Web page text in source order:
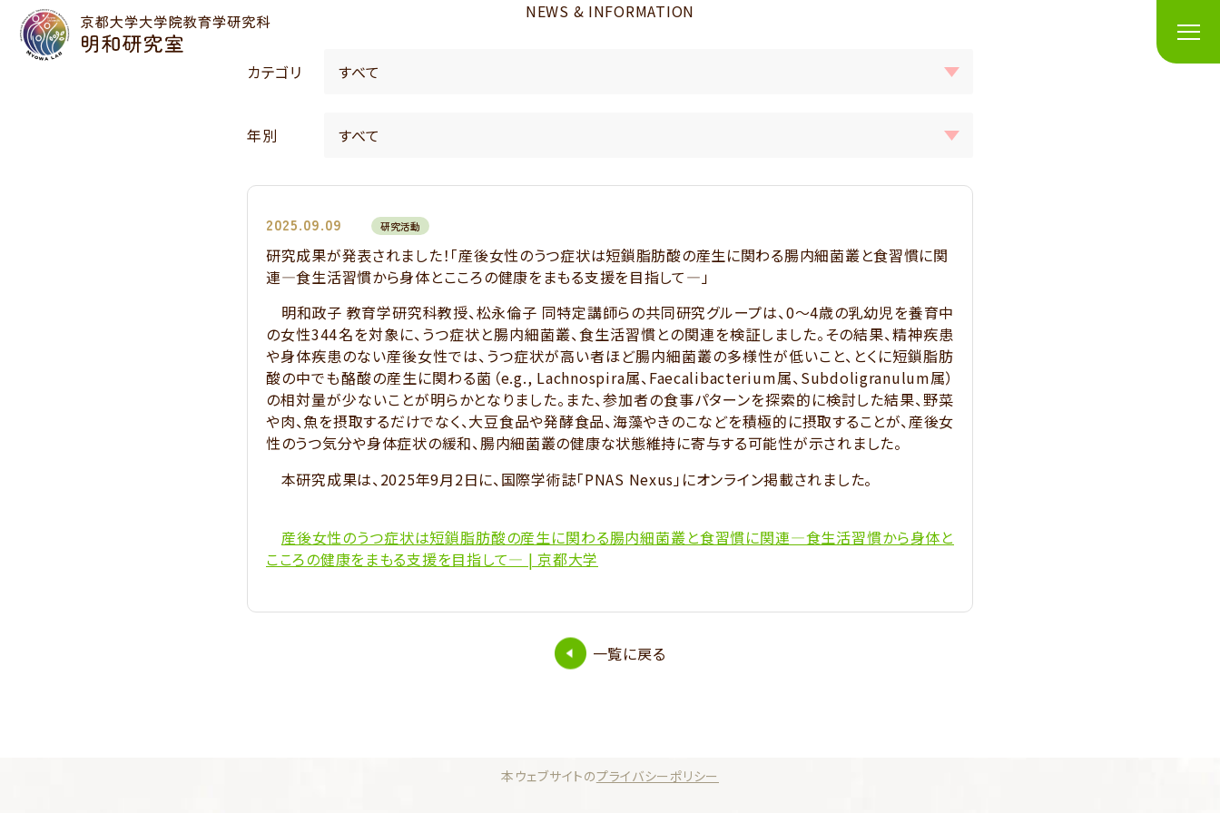
NEWS & INFORMATION
カテゴリ
年別
2025.09.09 研究活動
研究成果が発表されました！「産後女性のうつ症状は短鎖脂肪酸の産生に関わる腸内細菌叢と食習慣に関
連―食生活習慣から身体とこころの健康をまもる支援を目指して―」
明和政子 教育学研究科教授、松永倫子 同特定講師らの共同研究グループは、0～4歳の乳幼児を養育中
の女性344名を対象に、うつ症状と腸内細菌叢、食生活習慣との関連を検証しました。その結果、精神疾患
や身体疾患のない産後女性では、うつ症状が高い者ほど腸内細菌叢の多様性が低いこと、とくに短鎖脂肪
酸の中でも酪酸の産生に関わる菌（e.g., Lachnospira属、Faecalibacterium属、Subdoligranulum属）
の相対量が少ないことが明らかとなりました。また、参加者の食事パターンを探索的に検討した結果、野菜
や肉、魚を摂取するだけでなく、大豆食品や発酵食品、海藻やきのこなどを積極的に摂取することが、産後女
性のうつ気分や身体症状の緩和、腸内細菌叢の健康な状態維持に寄与する可能性が示されました。
本研究成果は、2025年9月2日に、国際学術誌「PNAS Nexus」にオンライン掲載されました。
産後女性のうつ症状は短鎖脂肪酸の産生に関わる腸内細菌叢と食習慣に関連―食生活習慣から身体と
こころの健康をまもる支援を目指して― | 京都大学
一覧に戻る
本ウェブサイトのプライバシーポリシー